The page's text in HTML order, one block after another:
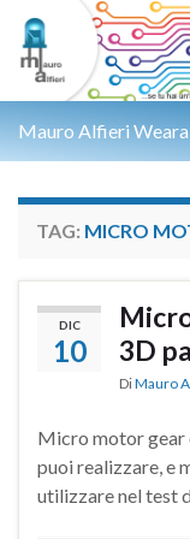
Mauro Alfieri
TAG: MICRO
DIC
10
3D
DiMauro
Micro motor gear
puoi realizzare, e
utilizzare nel test